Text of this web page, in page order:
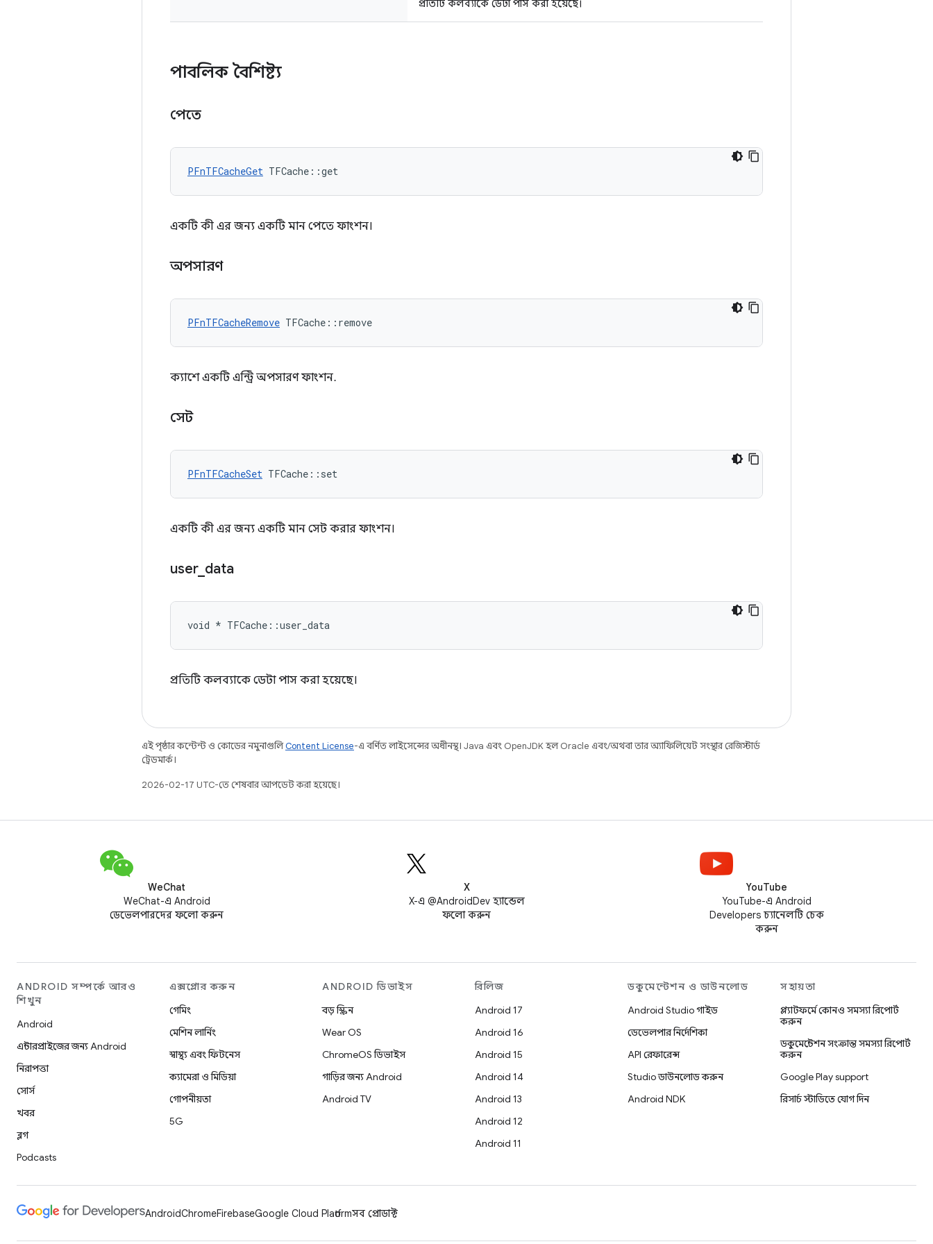
প্রতিটি কলব্যাকে ডেটা পাস করা হয়েছে।
পাবলিক বৈশিষ্ট্য
পেতে
PFnTFCacheGet TFCache::get
একটি কী এর জন্য একটি মান পেতে ফাংশন।
অপসারণ
PFnTFCacheRemove TFCache::remove
ক্যাশে একটি এন্ট্রি অপসারণ ফাংশন.
সেট
PFnTFCacheSet TFCache::set
একটি কী এর জন্য একটি মান সেট করার ফাংশন।
user_ data
void * TFCache::user_data
প্রতিটি কলব্যাকে ডেটা পাস করা হয়েছে।
এই পৃষ্ঠার কন্টেন্ট ও কোডের নমুনাগুলিContent License-এ বর্ণিত লাইসেন্সের অধীনস্থ। Java এবং OpenJDK হল Oracle এবং/অথবা তার অ্যাফিলিয়েট সংস্থার রেজিস্টার্ড
ট্রেডমার্ক।
2026-02-17 UTC-তে শেষবার আপডেট করা হয়েছে।
WeChat
WeChat-এ Android
ডেভেলপারদের ফলো করুন
X
X-এ @AndroidDev হ্যান্ডেল
ফলো করুন
YouTube
YouTube-এ Android
Developers চ্যানেলটি চেক
করুন
ANDROID সম্পর্কে আরও
শিখুন
Android
এন্টারপ্রাইজের জন্য Android
নিরাপত্তা
সোর্স
খবর
ব্লগ
Podcasts
এক্সপ্লোর করুন
গেমিং
মেশিন লার্নিং
স্বাস্থ্য এবং ফিটনেস
ক্যামেরা ও মিডিয়া
গোপনীয়তা
5G
ANDROID ডিভাইস
বড় স্ক্রিন
Wear OS
ChromeOS ডিভাইস
গাড়ির জন্য Android
Android TV
রিলিজ
Android 17
Android 16
Android 15
Android 14
Android 13
Android 12
Android 11
ডকুমেন্টেশন ও ডাউনলোড
Android Studio গাইড
ডেভেলপার নির্দেশিকা
API রেফারেন্স
Studio ডাউনলোড করুন
Android NDK
সহায়তা
প্ল্যাটফর্মে কোনও সমস্যা রিপোর্ট
করুন
ডকুমেন্টেশন সংক্রান্ত সমস্যা রিপোর্ট
করুন
Google Play support
রিসার্চ স্টাডিতে যোগ দিন
AndroidChromeFirebaseGoogle Cloud Platformসব প্রোডাক্ট